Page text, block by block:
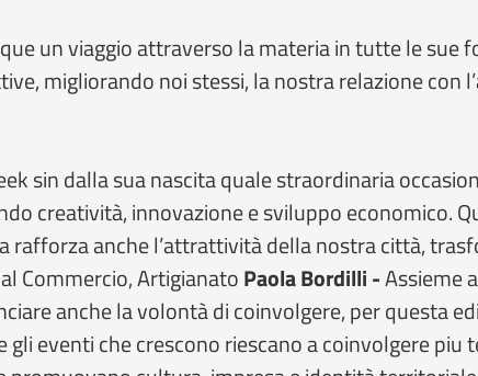
un viaggio attraverso la materia in tutte le sue
migliorando noi stessi, la nostra relazione con
sin dalla sua nascita quale straordinaria
creatività, innovazione e sviluppo economico.
rafforza anche l’attrattività della nostra città,
Commercio, ArtigianatoPaola Bordilli -Assieme
anche la volontà di coinvolgere, per questa
eventi che crescono riescano a coinvolgere